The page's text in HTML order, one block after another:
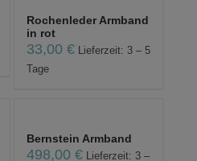
Rochenleder Armband
in rot
33,00€
Lieferzeit: 3 – 5
Tage
Bernstein Armband
498,00€
Lieferzeit: 3 –